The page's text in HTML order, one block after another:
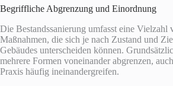
Begriffliche Abgrenzung und Einordnung
Die Bestandssanierung umfasst eine Vielzahl
Maßnahmen, die sich je nach Zustand und
Gebäudes unterscheiden können.
mehrere Formen voneinander abgrenzen,
Praxis häufig ineinandergreifen.